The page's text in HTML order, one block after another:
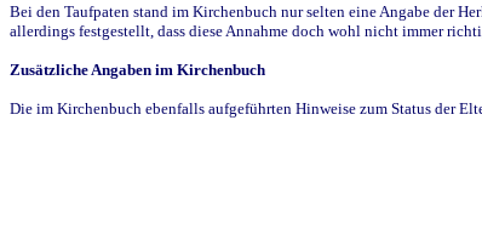
Bei den Taufpaten stand im Kirchenbuch nur selten eine Angabe der
allerdings festgestellt, dass diese Annahme doch wohl nicht immer
Zusätzliche Angaben im Kirchenbuch
Die im Kirchenbuch ebenfalls aufgeführten Hinweise zum Status der